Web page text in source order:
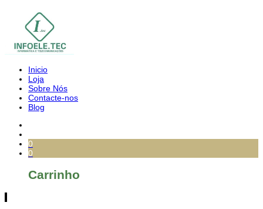
Inicio
Loja
Sobre Nós
Contacte-nos
Blog
0
0
Carrinho